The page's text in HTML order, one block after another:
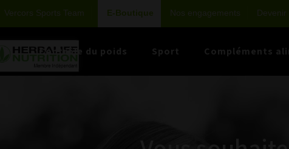
Vercors Sports Team E-Boutique Nos engagements Devenir
Contrôle du poids Sport Compléments